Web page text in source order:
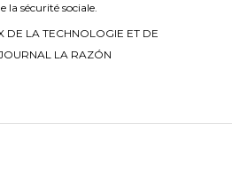
la sécurité sociale.
DE LA TECHNOLOGIE ET DE
LA RAZÓN